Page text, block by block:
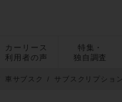
カーリース
利用者の声
特集・
独自調査
車サブスク サブスクリプショ